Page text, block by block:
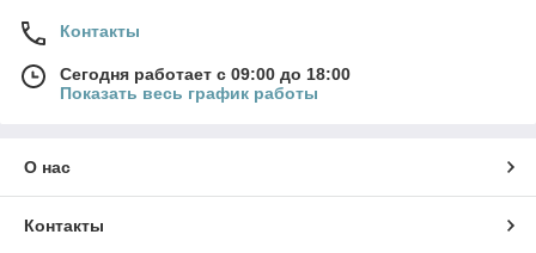
Контакты
Сегодня работает с 09:00 до 18:00
Показать весь график работы
О нас
Контакты